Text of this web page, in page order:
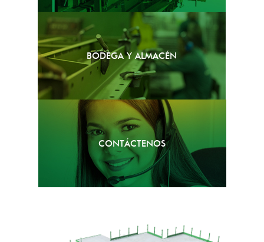
BODEGA Y ALMACÉN
CONTÁCTENOS